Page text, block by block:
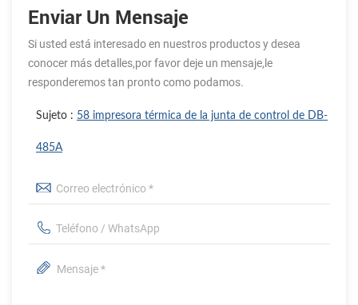
Enviar Un Mensaje
Si usted está interesado en nuestros productos y desea
conocer más detalles,por favor deje un mensaje,le
responderemos tan pronto como podamos.
Sujeto : 58 impresora térmica de la junta de control de DB-
485A